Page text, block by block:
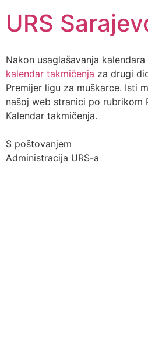
URS
Nakon usaglašavanja
kalendar takmičenja za drugi
Premijer ligu za muškarce. Isti
našoj web stranici po rubrikom
Kalendar takmičenja.
S poštovanjem
Administracija URS-a